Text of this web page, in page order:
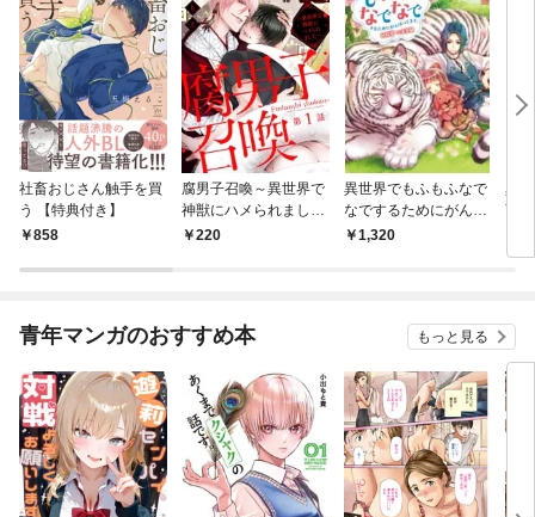
社畜おじさん触手を買
う 【特典付き】
858
腐男子召喚～異世界で
神獣にハメられました
～ 分冊版 1
220
異世界でもふもふなで
なでするためにがんば
ってます。 ： 1
1,320
真
言
て
青年マンガのおすすめ本 もっと見る